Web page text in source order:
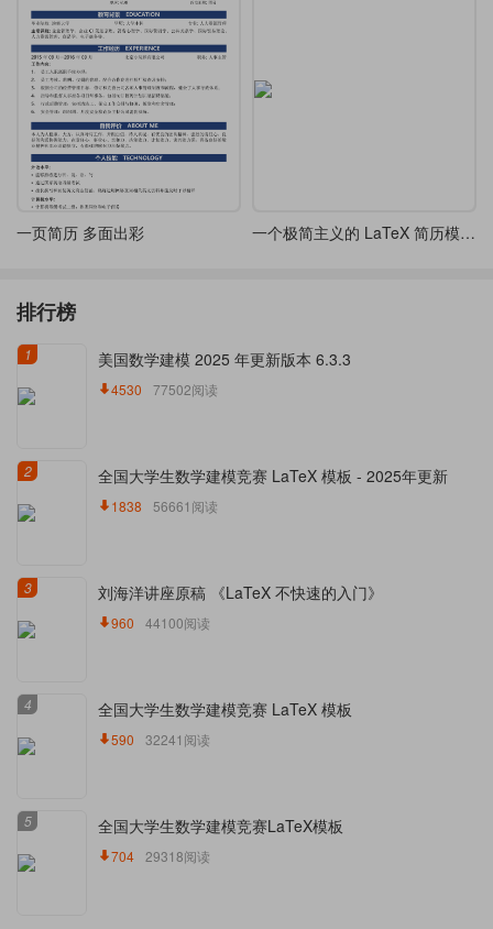
一页简历 多面出彩 一个极简主义的 LaTeX 简历模板-五种优雅字体选择
排行榜
1 美国数学建模 2025 年更新版本 6.3.3
4530 77502阅读
2 全国大学生数学建模竞赛 LaTeX 模板 - 2025年更新
1838 56661阅读
3 刘海洋讲座原稿 《LaTeX 不快速的入门》
960 44100阅读
4 全国大学生数学建模竞赛 LaTeX 模板
590 32241阅读
5 全国大学生数学建模竞赛LaTeX模板
704 29318阅读